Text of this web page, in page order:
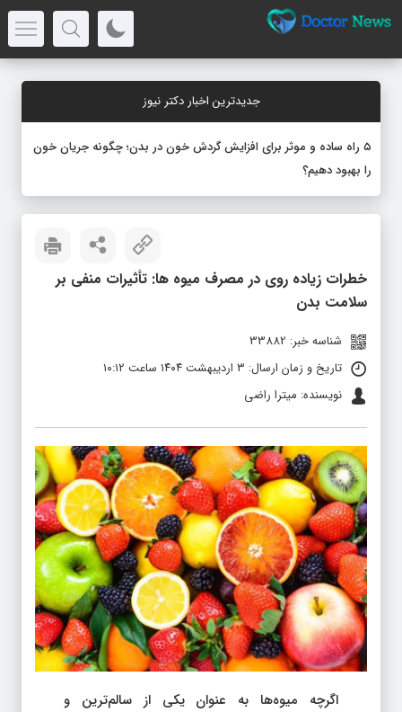
جدیدترین اخبار دکتر نیوز
۵ راه ساده و موثر برای افزایش گردش خون در بدن؛ چگونه جریان خون
را بهبود دهیم؟
خطرات زیاده‌ روی در مصرف میوه‌ ها: تأثیرات منفی بر
سلامت بدن
شناسه خبر: 33882
تاریخ و زمان ارسال: ۳ اردیبهشت ۱۴۰۴ ساعت ۱۰:۱۲
نویسنده: میترا راضی
اگرچه میوه‌ها به عنوان یکی از سالم‌ترین و